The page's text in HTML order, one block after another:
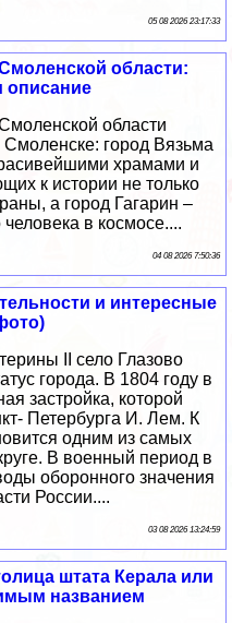
05 08 2026 23:17:33
области:
описание
области
город Вязьма
храмами и
к истории не только
а город Гагарин –
в космосе....
04 08 2026 7:50:36
и интересные
II село Глазово
города. В 1804 году в
застройка, которой
Петербурга И. Лем. К
одним из самых
В военный период в
оборонного значения
России....
03 08 2026 13:24:59
штата Керала или
названием